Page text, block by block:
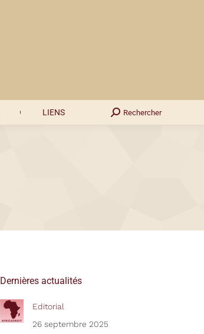
LIENS
Recherche
Rechercher
Dernières actualités
Editorial
26 septembre 2025